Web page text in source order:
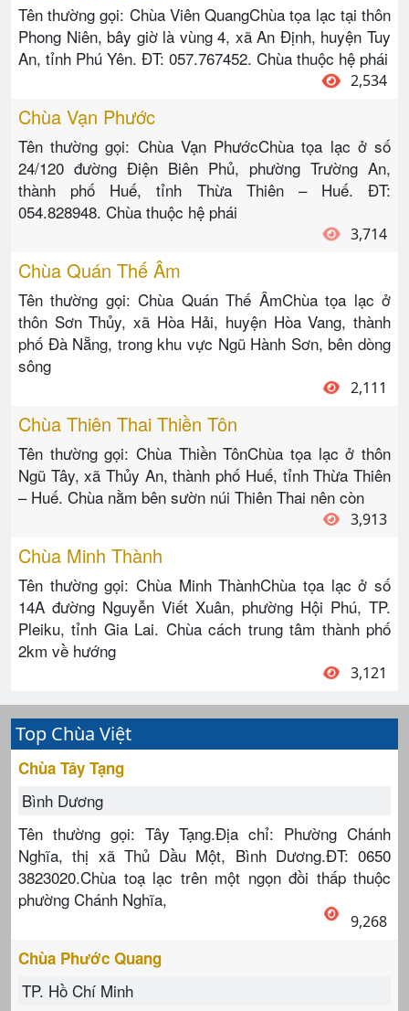
Tên thường gọi: Chùa Viên QuangChùa tọa lạc tại thôn
Phong Niên, bây giờ là vùng 4, xã An Định, huyện Tuy
An, tỉnh Phú Yên. ĐT: 057.767452. Chùa thuộc hệ phái
2,534
Chùa Vạn Phước
Tên thường gọi: Chùa Vạn PhướcChùa tọa lạc ở số
24/120 đường Điện Biên Phủ, phường Trường An,
thành phố Huế, tỉnh Thừa Thiên – Huế. ĐT:
054.828948. Chùa thuộc hệ phái
3,714
Chùa Quán Thế Âm
Tên thường gọi: Chùa Quán Thế ÂmChùa tọa lạc ở
thôn Sơn Thủy, xã Hòa Hải, huyện Hòa Vang, thành
phố Đà Nẵng, trong khu vực Ngũ Hành Sơn, bên dòng
sông
2,111
Chùa Thiên Thai Thiền Tôn
Tên thường gọi: Chùa Thiền TônChùa tọa lạc ở thôn
Ngũ Tây, xã Thủy An, thành phố Huế, tỉnh Thừa Thiên
– Huế. Chùa nằm bên sườn núi Thiên Thai nên còn
3,913
Chùa Minh Thành
Tên thường gọi: Chùa Minh ThànhChùa tọa lạc ở số
14A đường Nguyễn Viết Xuân, phường Hội Phú, TP.
Pleiku, tỉnh Gia Lai. Chùa cách trung tâm thành phố
2km về hướng
3,121
Top Chùa Việt
Chùa Tây Tạng
Bình Dương
Tên thường gọi: Tây Tạng.Địa chỉ: Phường Chánh
Nghĩa, thị xã Thủ Dầu Một, Bình Dương.ĐT: 0650
3823020.Chùa toạ lạc trên một ngọn đồi thấp thuộc
phường Chánh Nghĩa,
9,268
Chùa Phước Quang
TP. Hồ Chí Minh